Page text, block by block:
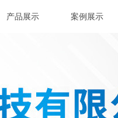
产品展示 案例展示